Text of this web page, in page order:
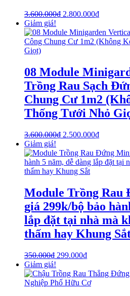
3.600.000₫ 2.800.000₫
Giảm giá!
08 Module
Trồng Rau Sạch
Chung Cư 1m2
Thống Tưới Nhỏ
3.600.000₫ 2.500.000₫
Giảm giá!
Module Trồng Rau
giá 299k/bộ bảo
lắp đặt tại nhà mà
thấm hay Khung
350.000₫ 299.000₫
Giảm giá!